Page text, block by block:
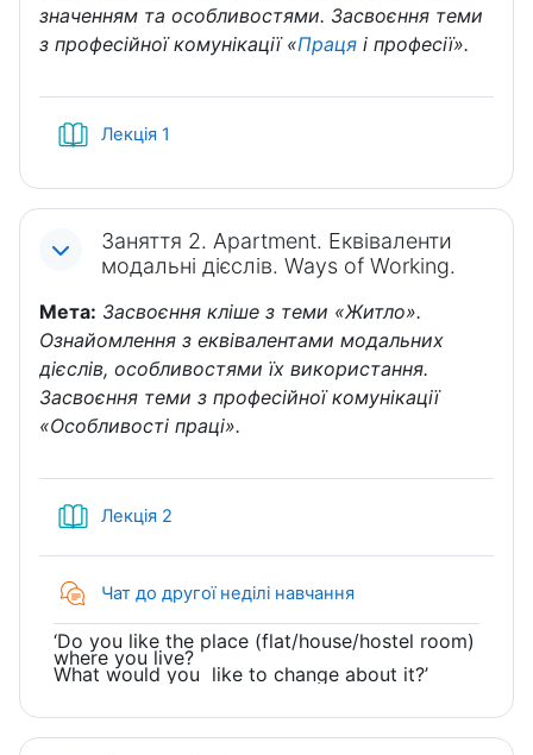
значенням та особливостями. Засвоєння теми
з професійної комунікації «Праця і професії».
Лекція 1
Заняття 2. Apartment. Еквіваленти
модальні дієслів. Ways of Working.
Мета: Засвоєння кліше з теми «Житло».
Ознайомлення з еквівалентами модальних
дієслів, особливостями їх використання.
Засвоєння теми з професійної комунікації
«Особливості праці».
Лекція 2
Чат до другої неділі навчання
‘Do you like the place (flat/house/hostel room)
where you live?
What would you like to change about it?’